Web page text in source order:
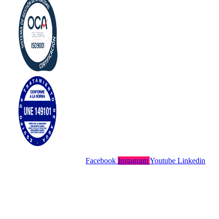
Facebook InstagramYoutube Linkedin